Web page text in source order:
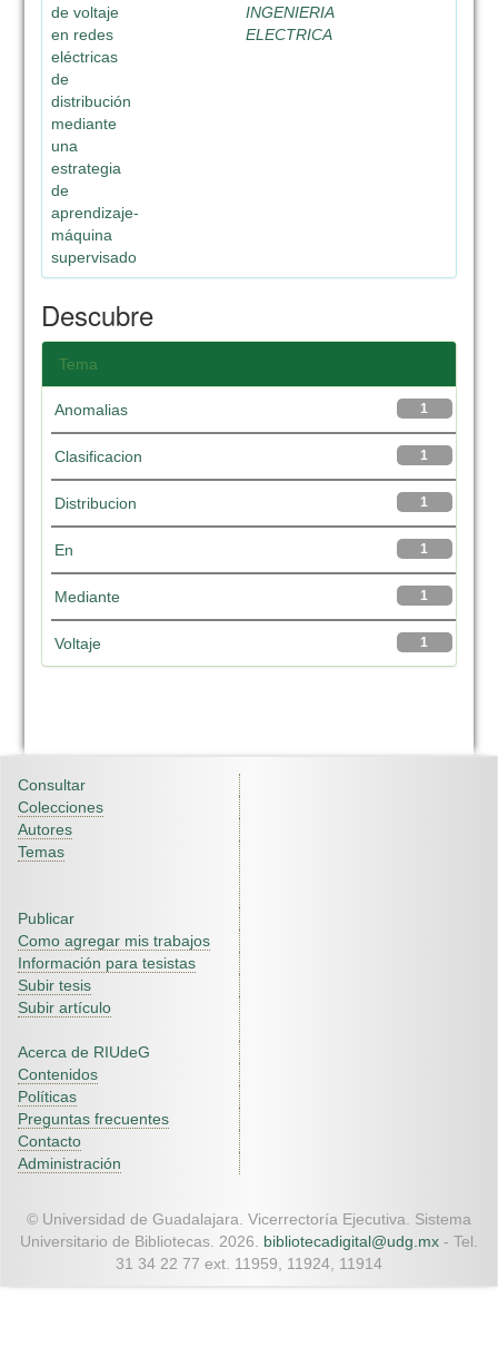
de voltaje
en redes
eléctricas
de
distribución
mediante
una
estrategia
de
aprendizaje-
máquina
supervisado
INGENIERIA
ELECTRICA
Descubre
Tema
1
Anomalias
1
Clasificacion
1
Distribucion
1
En
1
Mediante
1
Voltaje
Consultar
Colecciones
Autores
Temas
Publicar
Como agregar mis trabajos
Información para tesistas
Subir tesis
Subir artículo
Acerca de RIUdeG
Contenidos
Políticas
Preguntas frecuentes
Contacto
Administración
© Universidad de Guadalajara. Vicerrectoría Ejecutiva. Sistema
Universitario de Bibliotecas. 2026. bibliotecadigital@udg.mx - Tel.
31 34 22 77 ext. 11959, 11924, 11914